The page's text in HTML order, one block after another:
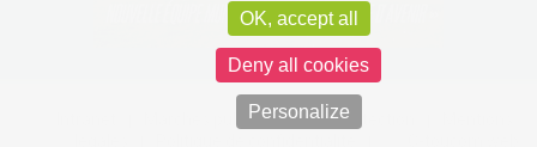
Marchés publics Vidéoprotection
OK, accept all
Deny all cookies
Personalize